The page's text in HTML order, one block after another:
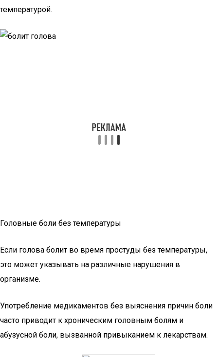
температурой.
Головные боли без температуры
Если голова болит во время простуды без температуры,
это может указывать на различные нарушения в
организме.
Употребление медикаментов без выяснения причин боли
часто приводит к хроническим головным болям и
абузусной боли, вызванной привыканием к лекарствам.